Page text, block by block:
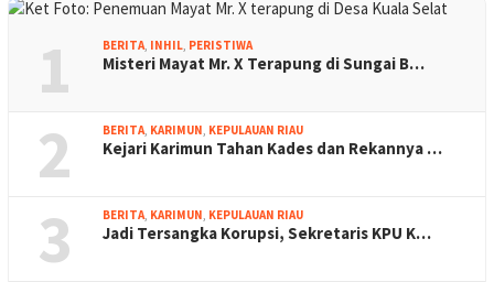
1 BERITA, INHIL, PERISTIWA
Misteri Mayat Mr. X Terapung di Sungai B…
2 BERITA, KARIMUN, KEPULAUAN RIAU
Kejari Karimun Tahan Kades dan Rekannya …
3 BERITA, KARIMUN, KEPULAUAN RIAU
Jadi Tersangka Korupsi, Sekretaris KPU K…